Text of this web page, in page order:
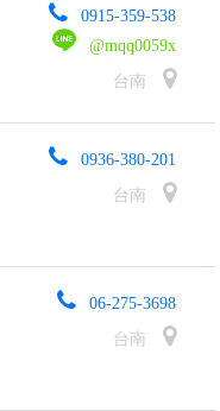
0915-359-538
@mqq0059x
台南
0936-380-201
台南
06-275-3698
台南